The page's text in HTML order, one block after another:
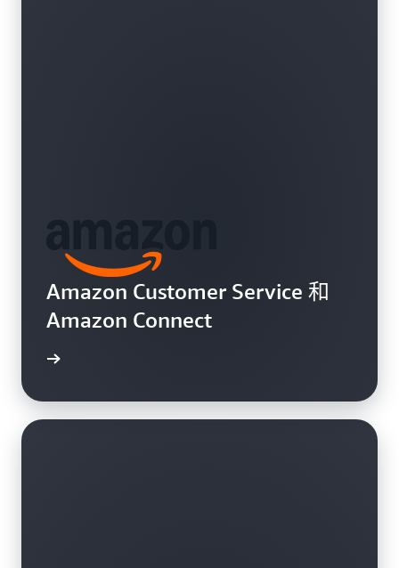
Amazon Customer Service 和
Amazon Connect